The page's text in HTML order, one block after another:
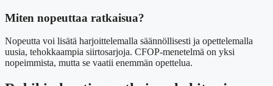
Miten nopeuttaa ratkaisua?
Nopeutta voi lisätä harjoittelemalla säännöllisesti ja opettelemalla
uusia, tehokkaampia siirtosarjoja. CFOP-menetelmä on yksi
nopeimmista, mutta se vaatii enemmän opettelua.